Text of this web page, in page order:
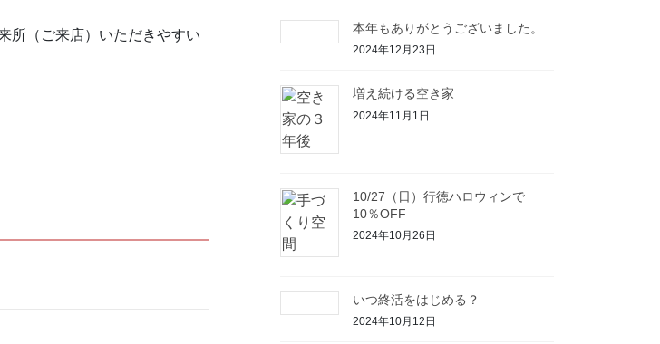
所（ご来店）いただきやすい
本年もありがとうございました。
2024年12月23日
増え続ける空き家
2024年11月1日
10/27（日）行徳ハロウィンで
10％OFF
2024年10月26日
いつ終活をはじめる？
2024年10月12日